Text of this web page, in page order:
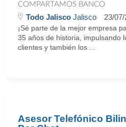
COMPARTAMOS BANCO
Todo Jalisco Jalisco 23/
¡Sé parte de la mejor empresa
35 años de historia, impulsando
clientes y también los ...
Asesor Telefónico